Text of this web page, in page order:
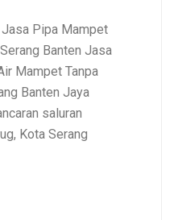
Pipa Mampet
Banten Jasa
Mampet Tanpa
Banten Jaya
saluran
Kota Serang